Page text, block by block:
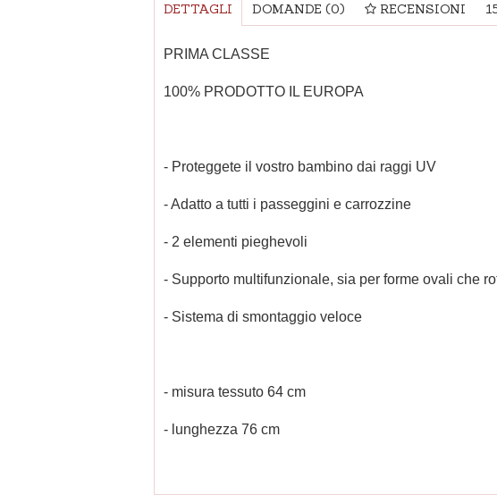
DETTAGLI DOMANDE (0) RECENSIONI
PRIMA CLASSE
100% PRODOTTO IL EUROPA
- Proteggete il vostro bambino dai raggi UV
- Adatto a tutti i passeggini e carrozzine
- 2 elementi pieghevoli
- Supporto multifunzionale, sia per forme ovali che
- Sistema di smontaggio veloce
- misura tessuto 64 cm
- lunghezza 76 cm